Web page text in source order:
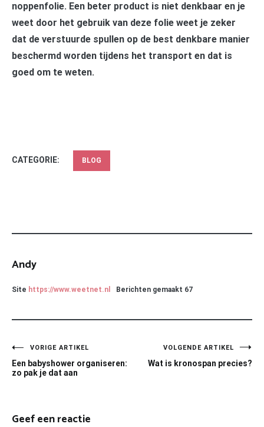
noppenfolie. Een beter product is niet denkbaar en je
weet door het gebruik van deze folie weet je zeker
dat de verstuurde spullen op de best denkbare manier
beschermd worden tijdens het transport en dat is
goed om te weten.
CATEGORIE: BLOG
Andy
Site https://www.weetnet.nl Berichten gemaakt 67
Bericht
navigatie
VORIGE ARTIKEL
Een babyshower organiseren:
zo pak je dat aan
VOLGENDE ARTIKEL
Wat is kronospan precies?
Geef een reactie